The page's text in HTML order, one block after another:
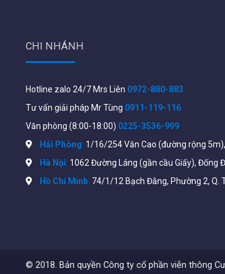
Độ bảo mật cao hàng đầu thế giới
Tích hợp công nghệ ACC tự động
Tích hợp sẵn các tính năng cao cấp mà
Thông số kỹ thuật Aruba IAP/AP205 từ
https://www.arubanetworks.com/assets/
CHI NHÁNH
Hotline zalo 24/7 Mrs Liên 0972-880-883
Tư vấn giải pháp Mr Tùng 0911-119-116
Văn phòng (8:00-18:00) 0225-3536-999
Hải Phòng: 1/16/254 Văn Cao (đường rộng
Hà Nội: 1062 Đường Láng (gần cầu Giấy), Đống
Hồ Chí Minh: 74/1/12 Bạch Đằng, Phường 2, Q.
© 2018. Bản quyền Công ty cổ phần viễn thông